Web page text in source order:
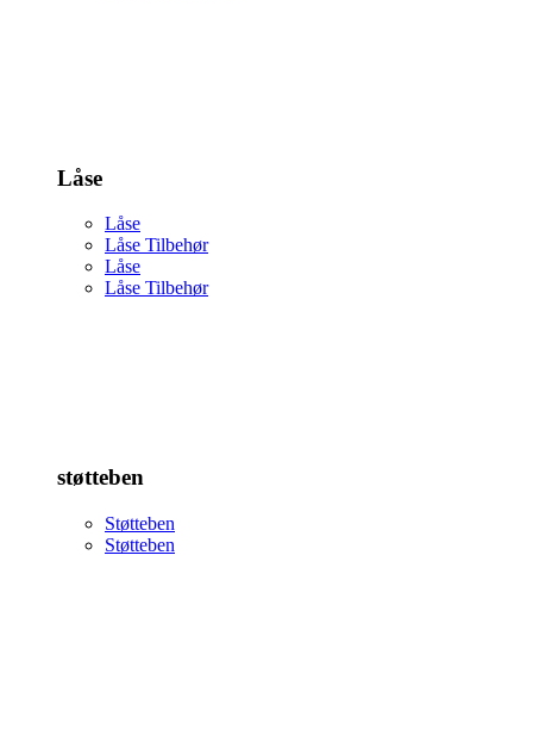
Låse
Låse
Låse Tilbehør
Låse
Låse Tilbehør
støtteben
Støtteben
Støtteben